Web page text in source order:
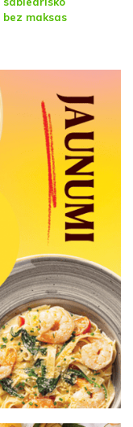
maksas